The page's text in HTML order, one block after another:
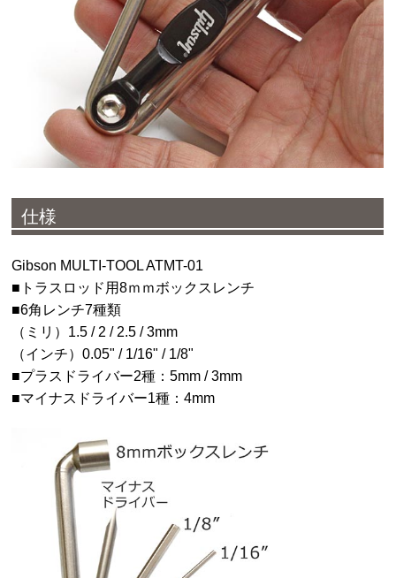
仕様
Gibson MULTI-TOOL ATMT-01
■トラスロッド用8ｍｍボックスレンチ
■6角レンチ7種類
（ミリ）1.5 / 2 / 2.5 / 3mm
（インチ）0.05" / 1/16" / 1/8"
■プラスドライバー2種：5mm / 3mm
■マイナスドライバー1種：4mm